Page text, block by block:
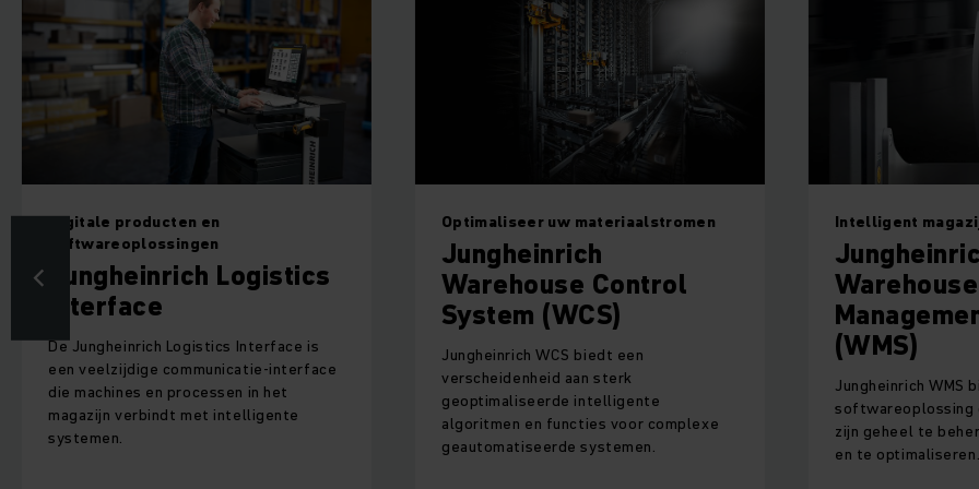
Optimaliseer uw materiaalstromen
Jungheinrich
Warehouse Control
System (WCS)
Jungheinrich WCS biedt een
verscheidenheid aan sterk
geoptimaliseerde intelligente
algoritmen en functies voor complexe
geautomatiseerde systemen.
Intelligent magazijnbeheer
Jungheinrich
Warehouse
Management System
(WMS)
Jungheinrich WMS biedt de intuïtieve
softwareoplossing om uw magazijn in
zijn geheel te beheren, te controleren
en te optimaliseren.
DE EERSTE
Simpele
Jungheinrich-
voor een
voertuigen,
software.